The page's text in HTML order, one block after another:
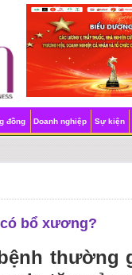
đồng Doanh nghiệp Sự kiện
bổ xương?
thường